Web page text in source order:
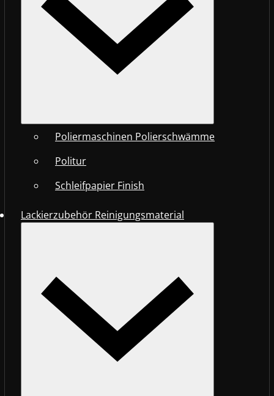
Poliermaschinen Polierschwämme
Politur
Schleifpapier Finish
Lackierzubehör Reinigungsmaterial